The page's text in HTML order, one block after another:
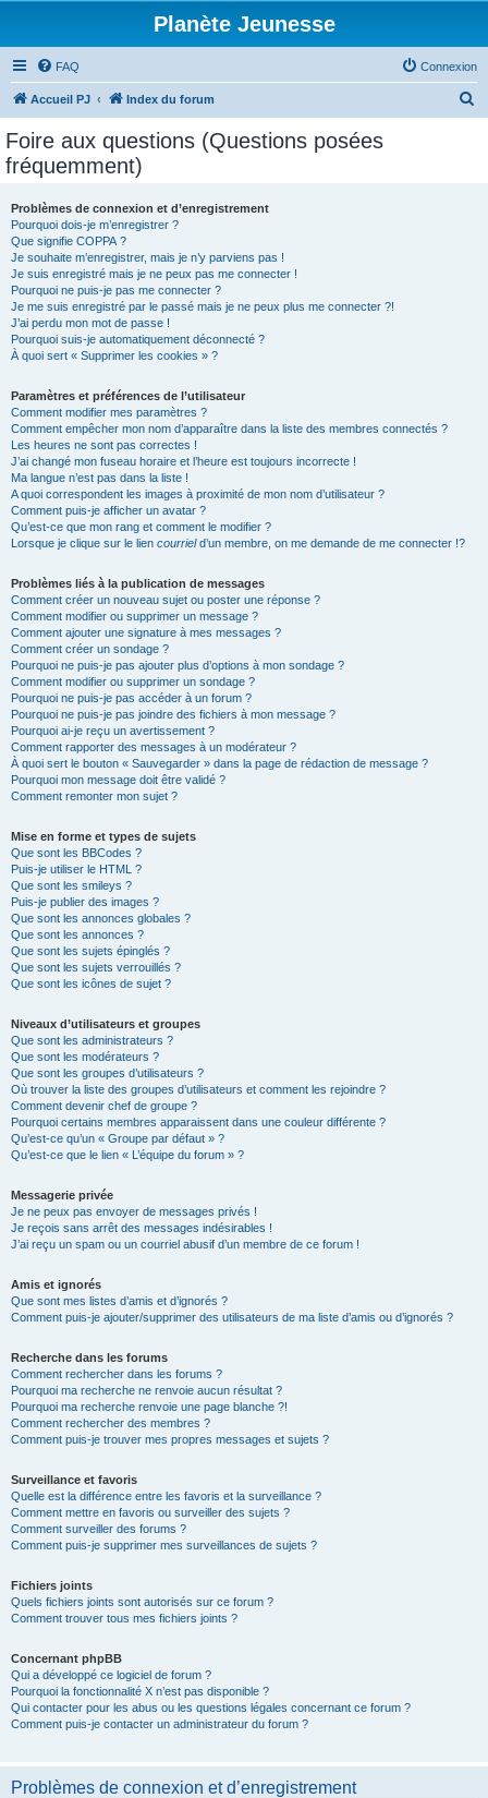
Planète Jeunesse
FAQ Connexion
Accueil PJ Index du forum
Foire aux questions (Questions posées
fréquemment)
Problèmes de connexion et d’enregistrement
Pourquoi dois-je m’enregistrer ?
Que signifie COPPA ?
Je souhaite m’enregistrer, mais je n’y parviens pas !
Je suis enregistré mais je ne peux pas me connecter !
Pourquoi ne puis-je pas me connecter ?
Je me suis enregistré par le passé mais je ne peux plus me connecter ?!
J’ai perdu mon mot de passe !
Pourquoi suis-je automatiquement déconnecté ?
À quoi sert « Supprimer les cookies » ?
Paramètres et préférences de l’utilisateur
Comment modifier mes paramètres ?
Comment empêcher mon nom d’apparaître dans la liste des membres connectés ?
Les heures ne sont pas correctes !
J’ai changé mon fuseau horaire et l’heure est toujours incorrecte !
Ma langue n’est pas dans la liste !
A quoi correspondent les images à proximité de mon nom d’utilisateur ?
Comment puis-je afficher un avatar ?
Qu’est-ce que mon rang et comment le modifier ?
Lorsque je clique sur le lien courrield’un membre, on me demande de me connecter !?
Problèmes liés à la publication de messages
Comment créer un nouveau sujet ou poster une réponse ?
Comment modifier ou supprimer un message ?
Comment ajouter une signature à mes messages ?
Comment créer un sondage ?
Pourquoi ne puis-je pas ajouter plus d’options à mon sondage ?
Comment modifier ou supprimer un sondage ?
Pourquoi ne puis-je pas accéder à un forum ?
Pourquoi ne puis-je pas joindre des fichiers à mon message ?
Pourquoi ai-je reçu un avertissement ?
Comment rapporter des messages à un modérateur ?
À quoi sert le bouton « Sauvegarder » dans la page de rédaction de message ?
Pourquoi mon message doit être validé ?
Comment remonter mon sujet ?
Mise en forme et types de sujets
Que sont les BBCodes ?
Puis-je utiliser le HTML ?
Que sont les smileys ?
Puis-je publier des images ?
Que sont les annonces globales ?
Que sont les annonces ?
Que sont les sujets épinglés ?
Que sont les sujets verrouillés ?
Que sont les icônes de sujet ?
Niveaux d’utilisateurs et groupes
Que sont les administrateurs ?
Que sont les modérateurs ?
Que sont les groupes d’utilisateurs ?
Où trouver la liste des groupes d’utilisateurs et comment les rejoindre ?
Comment devenir chef de groupe ?
Pourquoi certains membres apparaissent dans une couleur différente ?
Qu’est-ce qu’un « Groupe par défaut » ?
Qu’est-ce que le lien « L’équipe du forum » ?
Messagerie privée
Je ne peux pas envoyer de messages privés !
Je reçois sans arrêt des messages indésirables !
J’ai reçu un spam ou un courriel abusif d’un membre de ce forum !
Amis et ignorés
Que sont mes listes d’amis et d’ignorés ?
Comment puis-je ajouter/supprimer des utilisateurs de ma liste d’amis ou d’ignorés ?
Recherche dans les forums
Comment rechercher dans les forums ?
Pourquoi ma recherche ne renvoie aucun résultat ?
Pourquoi ma recherche renvoie une page blanche ?!
Comment rechercher des membres ?
Comment puis-je trouver mes propres messages et sujets ?
Surveillance et favoris
Quelle est la différence entre les favoris et la surveillance ?
Comment mettre en favoris ou surveiller des sujets ?
Comment surveiller des forums ?
Comment puis-je supprimer mes surveillances de sujets ?
Fichiers joints
Quels fichiers joints sont autorisés sur ce forum ?
Comment trouver tous mes fichiers joints ?
Concernant phpBB
Qui a développé ce logiciel de forum ?
Pourquoi la fonctionnalité X n’est pas disponible ?
Qui contacter pour les abus ou les questions légales concernant ce forum ?
Comment puis-je contacter un administrateur du forum ?
Problèmes de connexion et d’enregistrement